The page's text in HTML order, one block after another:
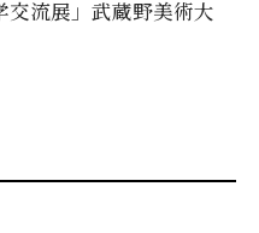
交流展」武蔵野美術大